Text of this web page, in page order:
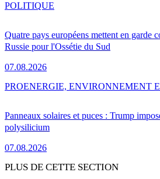
Quatre pays européens mettent en garde
Russie pour l'Ossétie du Sud
07.08.2026
POLITIQUE
Panneaux solaires et puces : Trump
polysilicium
07.08.2026
PROENERGIE, ENVIRONNEMENT
PLUS DE CETTE SECTION